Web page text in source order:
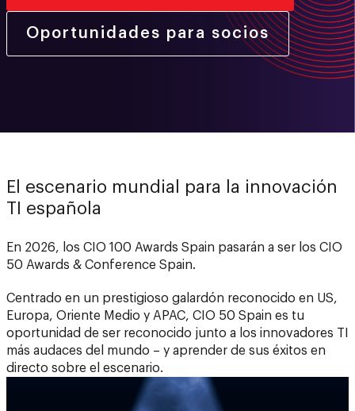
Oportunidades para socios
El escenario mundial para la innovación
TI española
En 2026, los CIO 100 Awards Spain pasarán a ser los CIO
50 Awards & Conference Spain.
Centrado en un prestigioso galardón reconocido en US,
Europa, Oriente Medio y APAC, CIO 50 Spain es tu
oportunidad de ser reconocido junto a los innovadores TI
más audaces del mundo – y aprender de sus éxitos en
directo sobre el escenario.